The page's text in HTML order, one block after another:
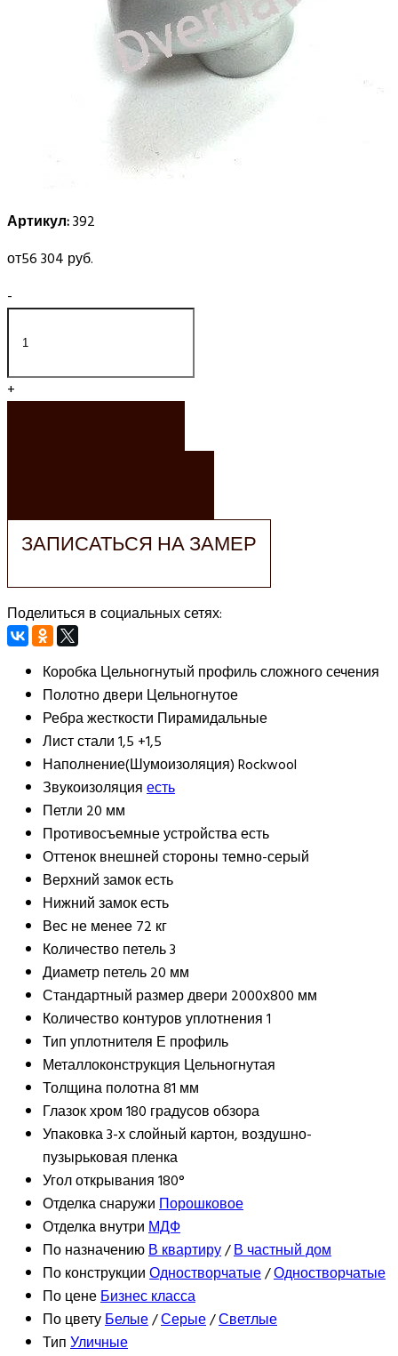
Артикул:392
от56 304 руб.
-
+
ЗАПИСАТЬСЯ НА ЗАМЕР
Поделиться в социальных сетях:
КоробкаЦельногнутый профиль сложного сечения
Полотно двери Цельногнутое
Ребра жесткости Пирамидальные
Лист стали1,5 +1,5
Наполнение(Шумоизоляция)Rockwool
Звукоизоляцияесть
Петли 20 мм
Противосъемные устройстваесть
Оттенок внешней сторонытемно-серый
Верхний замокесть
Нижний замокесть
Весне менее 72 кг
Количество петель3
Диаметр петель20 мм
Стандартный размер двери 2000х800 мм
Количество контуров уплотнения1
Тип уплотнителя Е профиль
Металлоконструкция Цельногнутая
Толщина полотна81 мм
Глазокхром 180 градусов обзора
Упаковка3-х слойный картон, воздушно-
пузырьковая пленка
Угол открывания180°
Отделка снаружиПорошковое
Отделка внутриМДФ
По назначениюВ квартиру/В частный дом
По конструкцииОдностворчатые/Одностворчатые
По ценеБизнес класса
По цветуБелые/Серые/Светлые
ТипУличные